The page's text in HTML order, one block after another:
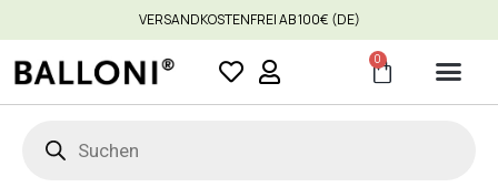
VERSANDKOSTENFREI AB 100€ (DE)
0